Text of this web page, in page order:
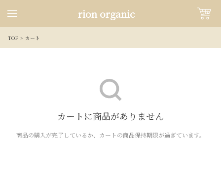
rion organic
TOP カート
カートに商品がありません
商品の購入が完了しているか、カートの商品保持期限が過ぎています。